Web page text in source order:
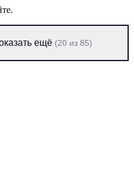
ещё (20 из 85)